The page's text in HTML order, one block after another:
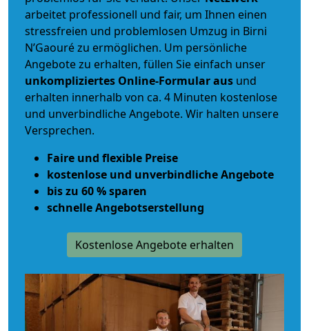
arbeitet professionell und fair, um Ihnen einen
stressfreien und problemlosen Umzug in Birni
N’Gaouré zu ermöglichen. Um persönliche
Angebote zu erhalten, füllen Sie einfach unser
unkompliziertes Online-Formular aus und
erhalten innerhalb von ca. 4 Minuten kostenlose
und unverbindliche Angebote. Wir halten unsere
Versprechen.
Faire und flexible Preise
kostenlose und unverbindliche Angebote
bis zu 60 % sparen
schnelle Angebotserstellung
Kostenlose Angebote erhalten